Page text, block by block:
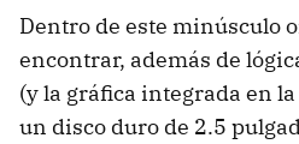
Dentro de este minúsculo
encontrar, además de
(y la gráfica integrada en
un disco duro de 2.5